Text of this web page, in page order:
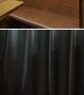
イブキュイジーヌと寿
料理とデンマーク等
に美しく、メインは
満足感を。